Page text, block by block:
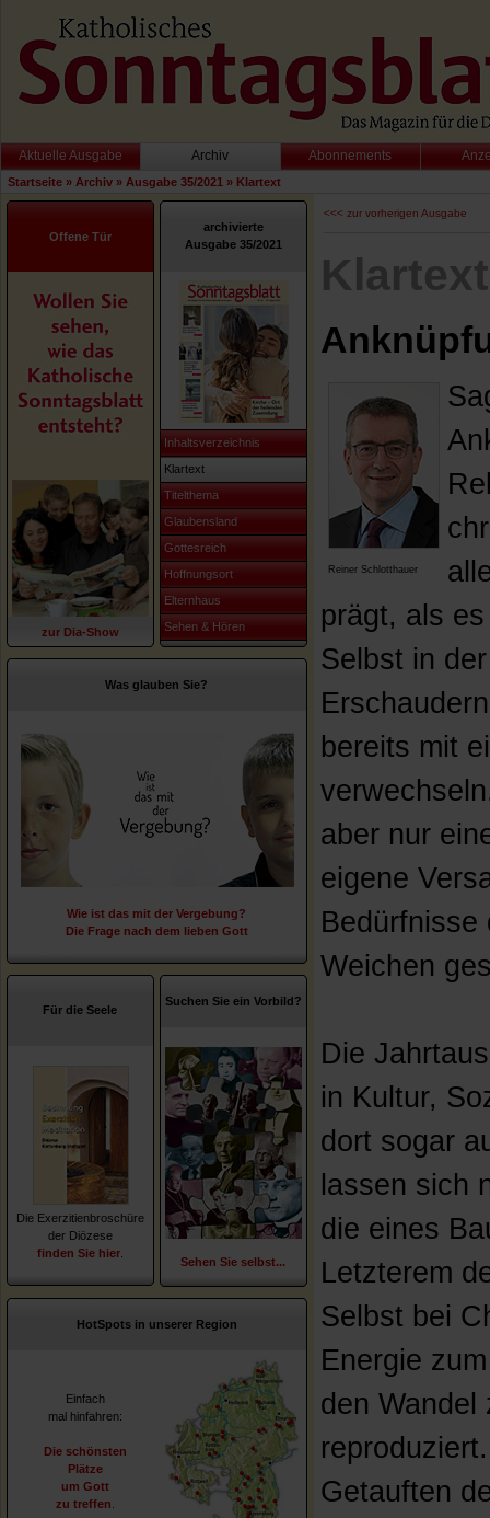
Aktuelle Ausgabe Archiv Abonnements
Startseite » Archiv » Ausgabe 35/2021 » Klartext
Offene Tür
zur Dia-Show
archivierte
Ausgabe 35/2021
Inhaltsverzeichnis
Klartext
Titelthema
Glaubensland
Gottesreich
Hoffnungsort
Elternhaus
Sehen & Hören
Was glauben Sie?
Wie ist das mit der Vergebung?
Die Frage nach dem lieben Gott
Für die Seele
Die Exerzitienbroschüre
der Diözese
finden Sie hier
Suchen Sie ein Vorbild?
Sehen Sie selbst...
HotSpots in unserer Region
Einfach
mal hinfahren:
Die schönsten
Plätze
um Gott
zu treffen
<<< zur vorherigen Ausgabe
Klartext
Reiner Schlotthauer
prägt, als
Selbst in
bereits mit
aber nur
eigene
Bedürfnisse
Weichen
Die
in Kultur,
dort sogar
lassen sich
die eines
Letzterem
Selbst bei
Energie
den Wandel
Getauften